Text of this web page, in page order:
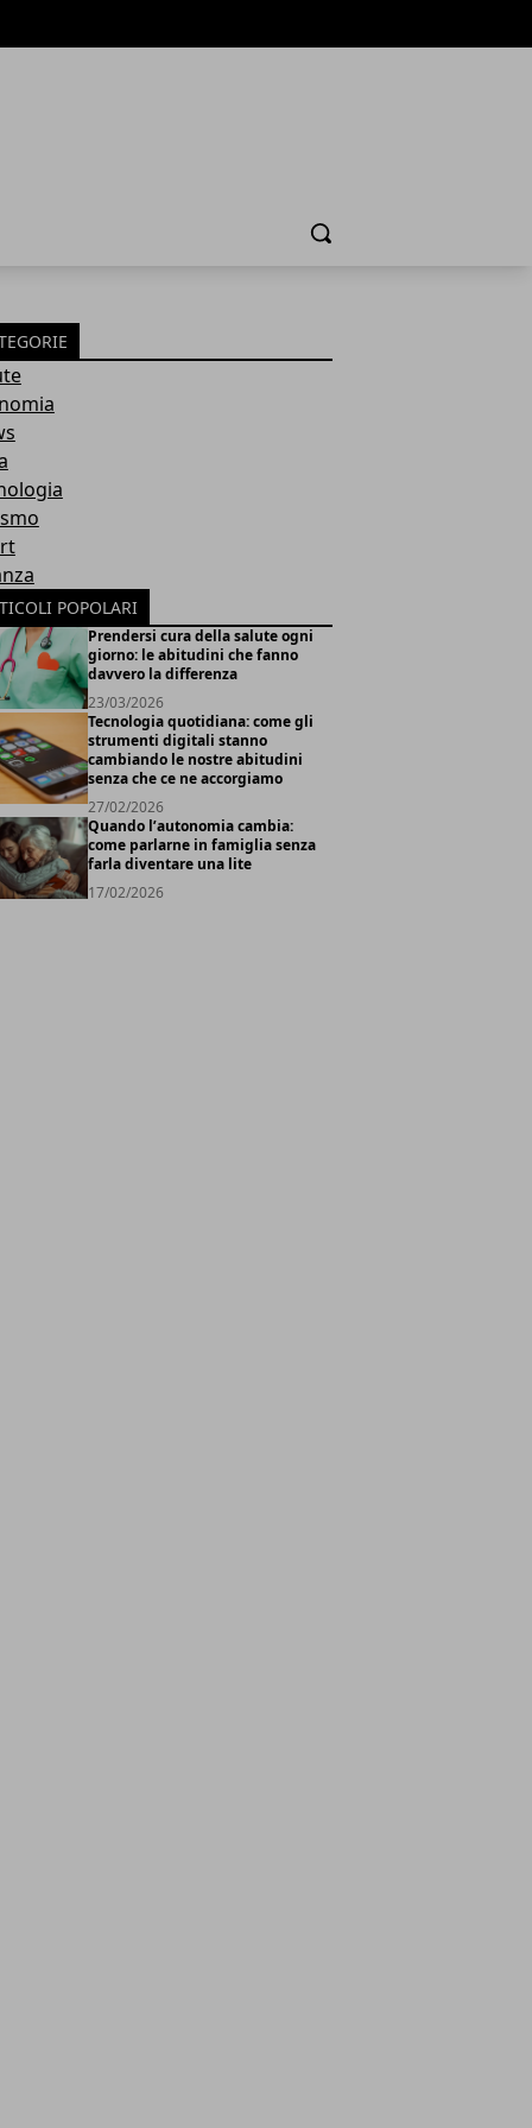
Cerca
POPOLARI
Prendersi cura della salute ogni
giorno: le abitudini che fanno
davvero la differenza
23/03/2026
Tecnologia quotidiana: come gli
strumenti digitali stanno
cambiando le nostre abitudini
senza che ce ne accorgiamo
27/02/2026
Quando l’autonomia cambia:
come parlarne in famiglia senza
farla diventare una lite
17/02/2026